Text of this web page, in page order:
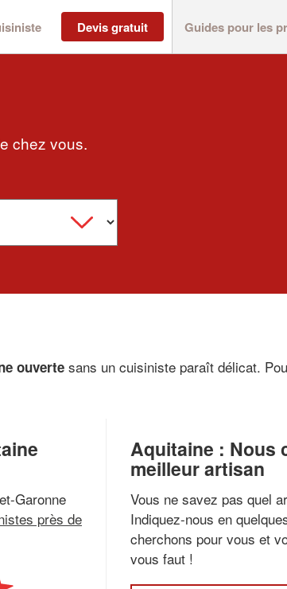
Devis gratuit Guides pour les
chez vous.
ouverte sans un cuisiniste paraît délicat.
Garonne
près de
Aquitaine : Nous
meilleur artisan
Vous ne savez pas quel
Indiquez-nous en
cherchons pour vous et
vous faut !